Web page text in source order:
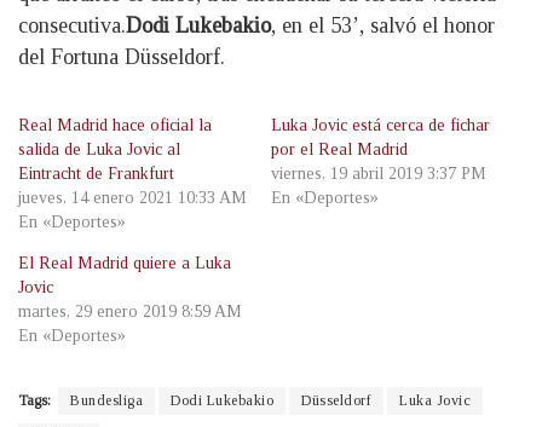
consecutiva.Dodi Lukebakio, en el 53’, salvó el honor
del Fortuna Düsseldorf.
Real Madrid hace oficial la
salida de Luka Jovic al
Eintracht de Frankfurt
jueves, 14 enero 2021 10:33 AM
En «Deportes»
Luka Jovic está cerca de fichar
por el Real Madrid
viernes, 19 abril 2019 3:37 PM
En «Deportes»
El Real Madrid quiere a Luka
Jovic
martes, 29 enero 2019 8:59 AM
En «Deportes»
Tags: Bundesliga Dodi Lukebakio Düsseldorf Luka Jovic